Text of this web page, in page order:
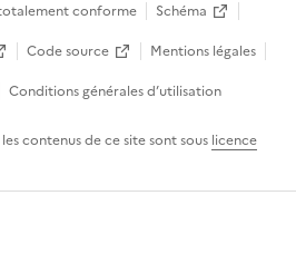
conforme
Schéma
Code source
Mentions légales
Conditions générales d’utilisation
contenus de ce site sont sous licence